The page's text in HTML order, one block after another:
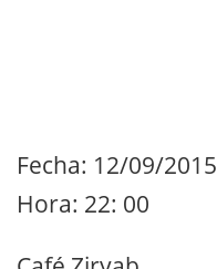
Fecha: 12/09/2015
Hora: 22: 00